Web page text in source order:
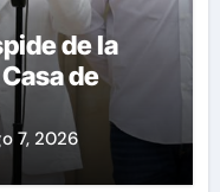
de la
de
7, 2026